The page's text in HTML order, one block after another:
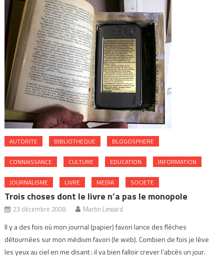
AUTORITE BIBLIOTHEQUE BLOGOSPHERE
CONNAISSANCE CULTURE EDUCATION INFORMATION
JOURNALISME LIVRE MEDIA SOCIETE
Trois choses dont le livre n’a pas le monopole
23 décembre 2008 Martin Lessard
Il y a des fois où mon journal (papier) favori lance des flèches
détournées sur mon médium favori (le web). Combien de fois je lève
les yeux au ciel en me disant : il va bien falloir crever l’abcès un jour.